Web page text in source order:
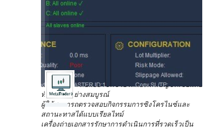
คุณสมบัตินี้ช่วยให้เทรดเดอร์สามารถจัดการบัญชีซื้อ
ขายหลายบัญชีได้อย่างมีประสิทธิภาพ
บัญชี Grasp หลายบัญชีสามารถกระจายการซื้อขายไป
ยังบัญชี Slave หลายบัญชีพร้อมกันได้
Slave แต่ละตัวสามารถกำหนดการตั้งค่าเฉพาะและ
การกำหนดลักษณะการซิงโครไนซ์ได้
ระบบนี้เหมาะสำหรับผู้จัดการบัญชี ผู้ให้บริการ
สัญญาณ และเทรดเดอร์ที่เป็นบริษัทจดทะเบียน
แดชบอร์ดระดับมืออาชีพช่วยให้มองเห็นบัญชีที่เชื่อมต่อ
ทั้งหมดได้อย่างสมบูรณ์
ผู้ใช้สามารถตรวจสอบกิจกรรมการซิงโครไนซ์และ
สถานะทาสได้แบบเรียลไทม์
เครื่องถ่ายเอกสารรักษาการดำเนินการที่รวดเร็วเป็น